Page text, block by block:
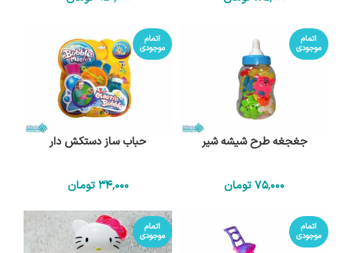
اتمام
موجودی
جغجغه طرح شیشه شیر
75٬000تومان
اتمام
موجودی
حباب ساز دستکش دار
34٬000 تومان
اتمام
موجودی
اتمام
موجودی